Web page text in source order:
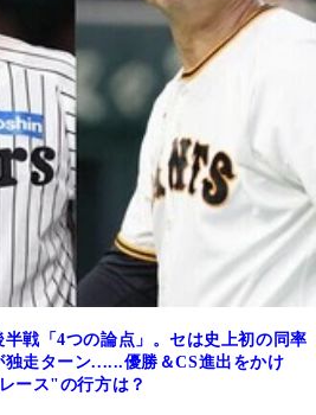
戦「4つの論点」。セは史上初の同率
走ターン......優勝＆CS進出をかけ
ース"の行方は？